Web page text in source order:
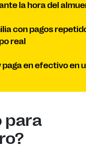
la hora del
con pagos
real
paga en efectivo en
para